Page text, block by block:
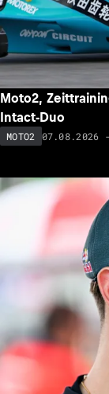
Moto2,
Intact-Duo
MOTO2 07.08.2026